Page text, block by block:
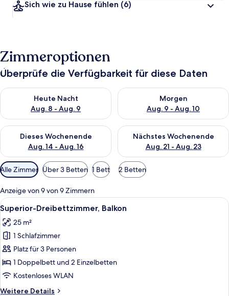
Sich wie zu Hause fühlen (6)
Zimmeroptionen
Überprüfe die Verfügbarkeit für diese Daten
Heute Nacht
Aug. 8 - Aug. 9
Überprüfe die Verfügbarkeit für heute Nacht, Aug. 8 - Aug. 9.
Morgen
Aug. 9 - Aug. 10
Überprüfe die Verfügbarkeit
Dieses Wochenende
Aug. 14 - Aug. 16
Überprüfe die Verfügbarkeit für dieses Wochenende, Aug. 14
Nächstes Wochenende
Aug. 21 - Aug. 23
Überprüfe die Verfügbarkeit
Verfügbare
Filter
für
Zimmer
Alle Zimmer Über 3 Betten 1 Bett 2 Betten
Anzeige von 9 von 9 Zimmern
Alle
Fotos
für
Superior-
Dreibettzimmer,
Balkon
anzeigen
Ein Hotelzimmer mit Bett,
6
Superior-Dreibettzimmer, Balkon
25 m²
1 Schlafzimmer
Platz für 3 Personen
1 Doppelbett und 2 Einzelbetten
Kostenloses WLAN
Weitere Details
Weitere